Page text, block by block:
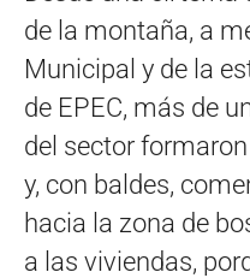
de la montaña, a
Municipal y de la
de EPEC, más de
del sector
y, con baldes,
hacia la zona de
a las viviendas,